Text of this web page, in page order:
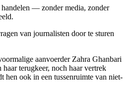
handelen — zonder media, zonder
van journalisten door te sturen
aanvoerder Zahra Ghanbari
terugkeer, noch haar vertrek
hen ook in een tussenruimte van niet-